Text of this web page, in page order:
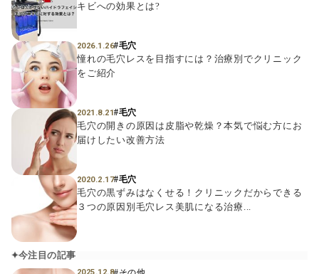
2020.2.17#毛穴
毛穴の黒ずみはなくせる！クリニックだからできる
３つの原因別毛穴レス美肌になる治療...
2021.8.21#毛穴
毛穴の開きの原因は皮脂や乾燥？本気で悩む方にお
届けしたい改善方法
2026.1.26#毛穴
憧れの毛穴レスを目指すには？治療別でクリニック
をご紹介
キビへの効果とは?
今注目の記事